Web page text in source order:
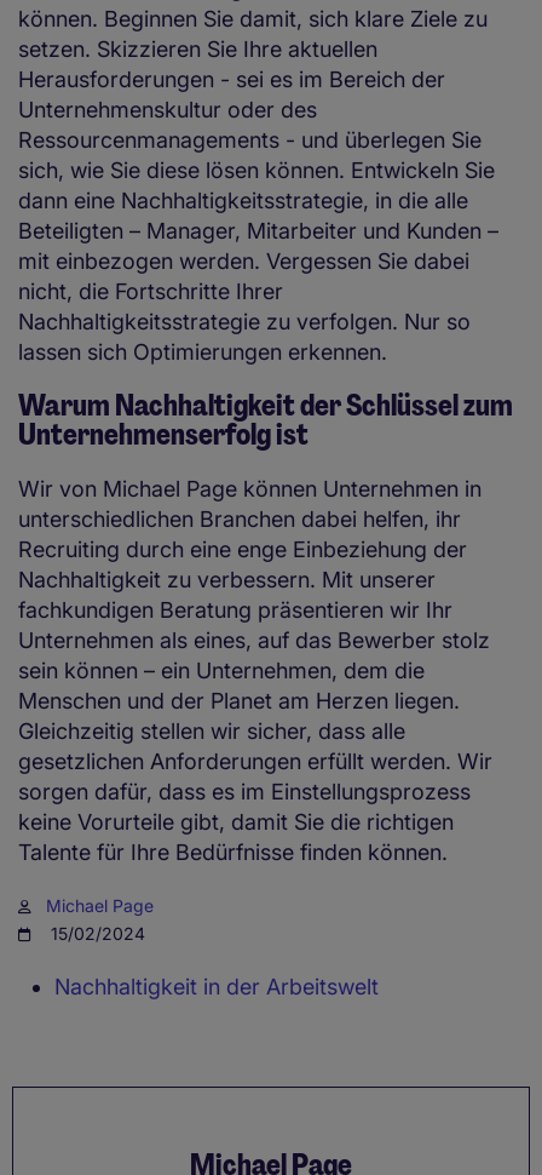
können. Beginnen Sie damit, sich klare Ziele zu
setzen. Skizzieren Sie Ihre aktuellen
Herausforderungen - sei es im Bereich der
Unternehmenskultur oder des
Ressourcenmanagements - und überlegen Sie
sich, wie Sie diese lösen können. Entwickeln Sie
dann eine Nachhaltigkeitsstrategie, in die alle
Beteiligten – Manager, Mitarbeiter und Kunden –
mit einbezogen werden. Vergessen Sie dabei
nicht, die Fortschritte Ihrer
Nachhaltigkeitsstrategie zu verfolgen. Nur so
lassen sich Optimierungen erkennen.
Warum Nachhaltigkeit der Schlüssel zum
Unternehmenserfolg ist
Wir von Michael Page können Unternehmen in
unterschiedlichen Branchen dabei helfen, ihr
Recruiting durch eine enge Einbeziehung der
Nachhaltigkeit zu verbessern. Mit unserer
fachkundigen Beratung präsentieren wir Ihr
Unternehmen als eines, auf das Bewerber stolz
sein können – ein Unternehmen, dem die
Menschen und der Planet am Herzen liegen.
Gleichzeitig stellen wir sicher, dass alle
gesetzlichen Anforderungen erfüllt werden. Wir
sorgen dafür, dass es im Einstellungsprozess
keine Vorurteile gibt, damit Sie die richtigen
Talente für Ihre Bedürfnisse finden können.
Michael Page
15/02/2024
Nachhaltigkeit in der Arbeitswelt
Michael Page